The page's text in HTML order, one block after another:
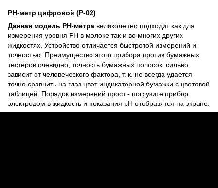
PH-метр цифровой (P-02)
Данная модель РH-метра великолепно подходит как для
измерения уровня РH в молоке так и во многих других
жидкостях. Устройство отличается быстротой измерений и
точностью. Преимущество этого прибора против бумажных
тестеров очевидно, точность бумажных полосок сильно
зависит от человеческого фактора, т. к. не всегда удается
точно сравнить на глаз цвет индикаторной бумажки с цветовой
таблицей. Порядок измерений прост - погрузите прибор
электродом в жидкость и показания pH отобразятся на экране.